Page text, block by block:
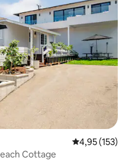
4,95 av 5 i
4,95 (153)
Cottage